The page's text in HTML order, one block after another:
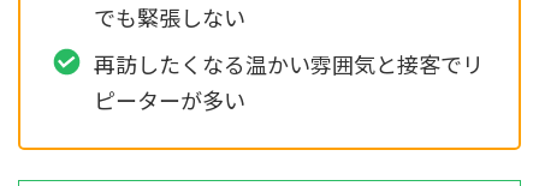
でも緊張しない
再訪したくなる温かい雰囲気と接客でリ
ピーターが多い